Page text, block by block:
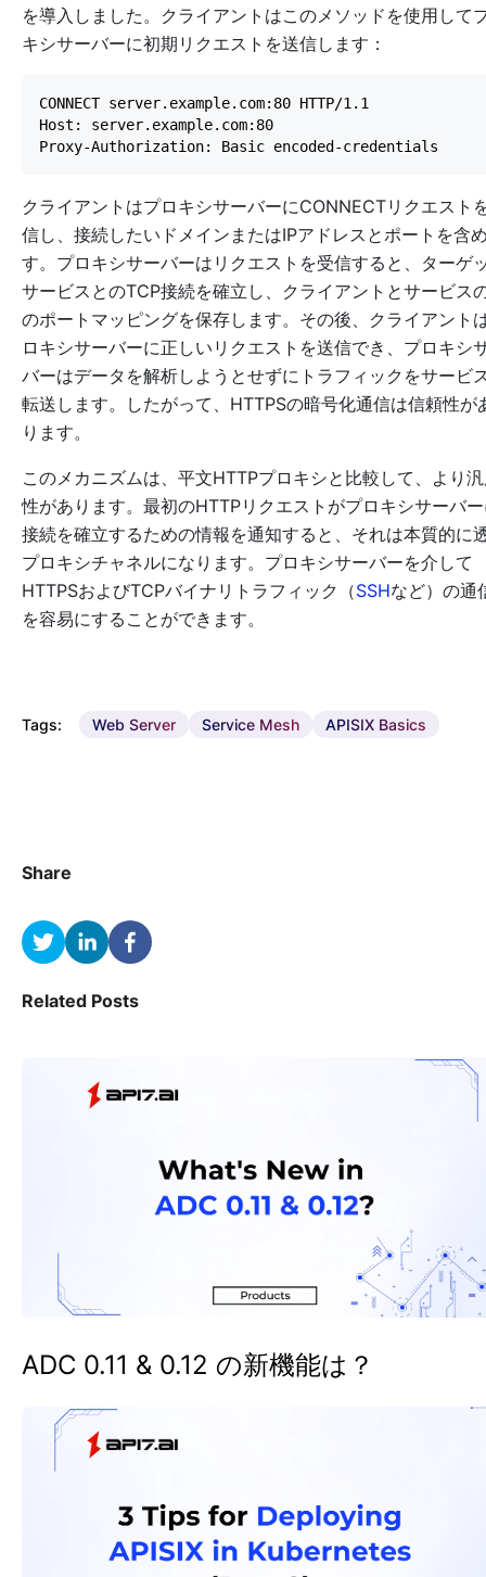
を導入しました。クライアントはこのメソッドを使用して
キシサーバーに初期リクエストを送信します：
クライアントはプロキシサーバーにCONNECTリクエスト
信し、接続したいドメインまたはIPアドレスとポートを含
す。プロキシサーバーはリクエストを受信すると、ターゲ
サービスとのTCP接続を確立し、クライアントとサービス
のポートマッピングを保存します。その後、クライアント
ロキシサーバーに正しいリクエストを送信でき、プロキシ
バーはデータを解析しようとせずにトラフィックをサービ
転送します。したがって、HTTPSの暗号化通信は信頼性が
ります。
このメカニズムは、平文HTTPプロキシと比較して、より
性があります。最初のHTTPリクエストがプロキシサーバ
接続を確立するための情報を通知すると、それは本質的に
プロキシチャネルになります。プロキシサーバーを介して
HTTPSおよびTCPバイナリトラフィック（SSHなど）の通
を容易にすることができます。
Tags: Web Server Service Mesh APISIX Basics
Share
Related Posts
ADC 0.11 & 0.12 の新機能は？